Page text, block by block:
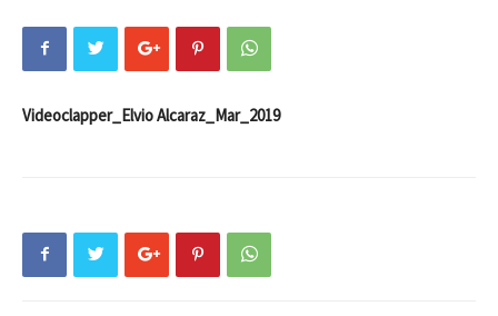
Videoclapper_Elvio Alcaraz_Mar_2019